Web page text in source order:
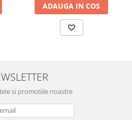
ADAUGA IN COS
si promotiile noastre